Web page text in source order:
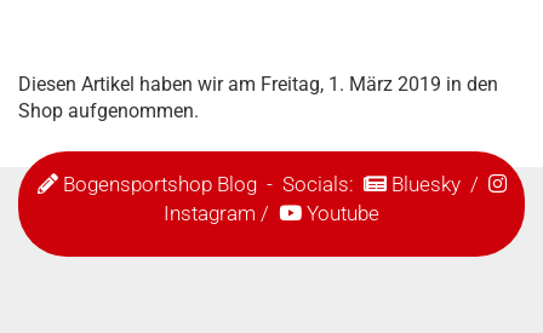
Diesen Artikel haben wir am Freitag, 1. März 2019 in den
Shop aufgenommen.
Bogensportshop Blog- Socials: Bluesky/
Instagram / Youtube